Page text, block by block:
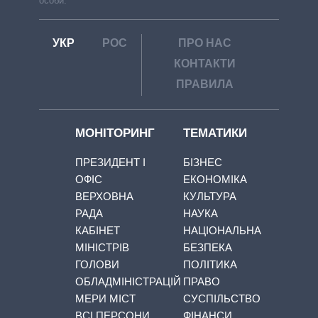
УКР РОС
ПРО НАС
КОНТАКТИ
ПРАВИЛА
МОНІТОРИНГ
ПРЕЗИДЕНТ І
ОФІС
ВЕРХОВНА
РАДА
КАБІНЕТ
МІНІСТРІВ
ГОЛОВИ
ОБЛАДМІНІСТРАЦІЙ
МЕРИ МІСТ
ВСІ ПЕРСОНИ
ТЕМАТИКИ
БІЗНЕС
ЕКОНОМІКА
КУЛЬТУРА
НАУКА
НАЦІОНАЛЬНА
БЕЗПЕКА
ПОЛІТИКА
ПРАВО
СУСПІЛЬСТВО
ФІНАНСИ